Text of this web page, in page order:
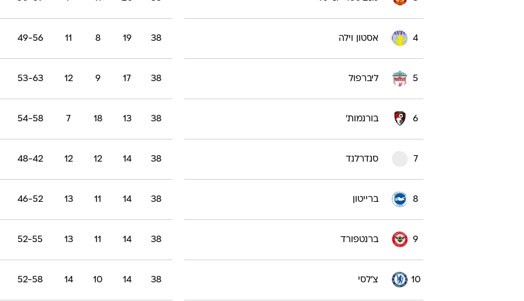
4 אסטון וילה 38
19
8
11
49-56
5 ליברפול 38
17
9
12
53-63
6 בורנמות' 38
13
18
7
54-58
7 סנדרלנד 38
14
12
12
48-42
8 ברייטון 38
14
11
13
46-52
9 ברנטפורד 38
14
11
13
52-55
10 צ'לסי 38
14
10
14
52-58